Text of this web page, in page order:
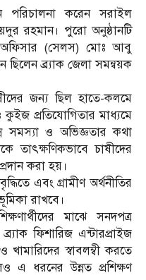
পরিচালনা করেন সরাইল
রহমান। পুরো অনুষ্ঠানটি
অফিসার (সেলস) মোঃ আবু
ছিলেন ব্র্যাক জেলা সমন্বয়ক
জন্য ছিল হাতে-কলমে
প্রতিযোগিতার মাধ্যমে
সমস্যা ও অভিজ্ঞতার কথা
তাৎক্ষণিকভাবে চাষীদের
করা হয়।
এবং গ্রামীণ অর্থনীতির
রাখবে।
মাঝে সনদপত্র
ফিশারিজ এন্টারপ্রাইজ
স্বাবলম্বী করতে
এ ধরনের উন্নত প্রশিক্ষণ